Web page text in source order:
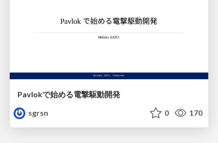
Pavlokで始める電撃駆動開発
sgrsn
0 170